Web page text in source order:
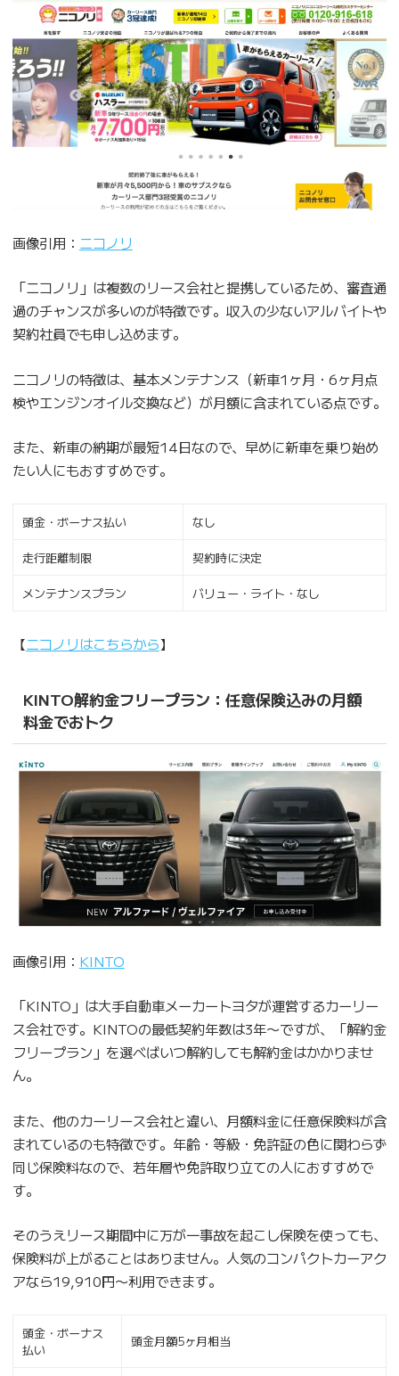
画像引用： ニコノリ
「ニコノリ」は複数のリース会社と提携しているため、審査通
過のチャンスが多いのが特徴です。収入の少ないアルバイトや
契約社員でも申し込めます。
ニコノリの特徴は、基本メンテナンス（新車1ヶ月・6ヶ月点
検やエンジンオイル交換など）が月額に含まれている点です。
また、新車の納期が最短14日なので、早めに新車を乗り始め
たい人にもおすすめです。
頭金・ボーナス払い なし
走行距離制限 契約時に決定
メンテナンスプラン バリュー・ライト・なし
【ニコノリはこちらから】
KINTO解約金フリープラン：任意保険込みの月額
料金でおトク
画像引用： KINTO
「KINTO」は大手自動車メーカートヨタが運営するカーリー
ス会社です。KINTOの最低契約年数は3年〜ですが、「解約金
フリープラン」を選べばいつ解約しても解約金はかかりませ
ん。
また、他のカーリース会社と違い、月額料金に任意保険料が含
まれているのも特徴です。年齢・等級・免許証の色に関わらず
同じ保険料なので、若年層や免許取り立ての人におすすめで
す。
そのうえリース期間中に万が一事故を起こし保険を使っても、
保険料が上がることはありません。人気のコンパクトカーアク
アなら19,910円〜利用できます。
頭金・ボーナス
払い
頭金月額5ヶ月相当